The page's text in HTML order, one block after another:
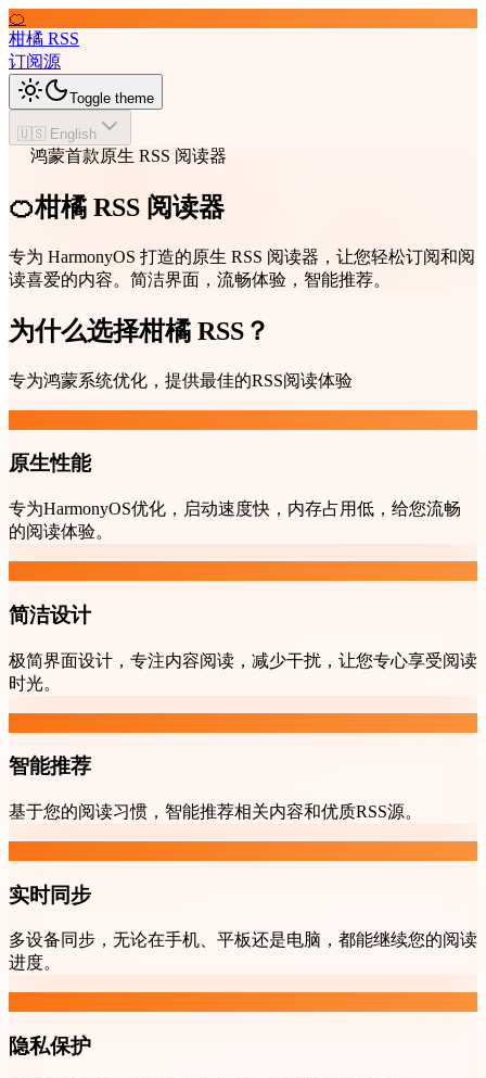
🍊
柑橘 RSS
订阅源
Toggle theme
🇺🇸 English
鸿蒙首款原生 RSS 阅读器
🍊柑橘 RSS 阅读器
专为 HarmonyOS 打造的原生 RSS 阅读器，让您轻松订阅和阅
读喜爱的内容。简洁界面，流畅体验，智能推荐。
为什么选择柑橘 RSS？
专为鸿蒙系统优化，提供最佳的RSS阅读体验
原生性能
专为HarmonyOS优化，启动速度快，内存占用低，给您流畅
的阅读体验。
简洁设计
极简界面设计，专注内容阅读，减少干扰，让您专心享受阅读
时光。
智能推荐
基于您的阅读习惯，智能推荐相关内容和优质RSS源。
实时同步
多设备同步，无论在手机、平板还是电脑，都能继续您的阅读
进度。
隐私保护